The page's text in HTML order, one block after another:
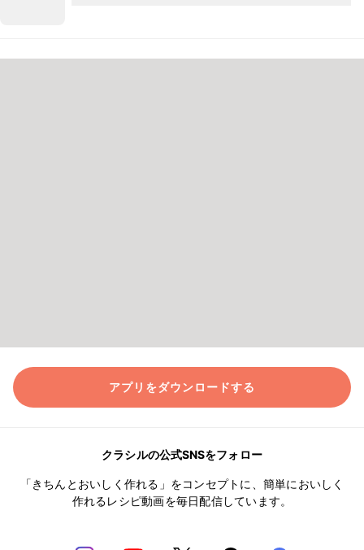
アプリをダウンロードする
クラシルの公式SNSをフォロー
「きちんとおいしく作れる」をコンセプトに、簡単においしく
作れるレシピ動画を毎日配信しています。